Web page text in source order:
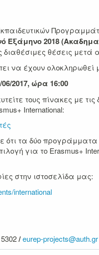
Εξάμηνο 2018
διαθέσιμες θέσεις
να έχουν ολοκληρωθεί
06/2017, ώρα 16:00
τους πίνακες με
International:
τα δύο προγράμματα
για το Erasmus+
στην ιστοσελίδα μας:
international
/eurep-projects@auth.gr